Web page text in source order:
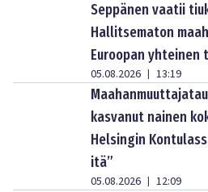
Seppänen vaatii
Hallitsematon
Euroopan yhteinen
05.08.2026 | 13:19
kasvanut nainen
Helsingin
itä”
05.08.2026 | 12:09